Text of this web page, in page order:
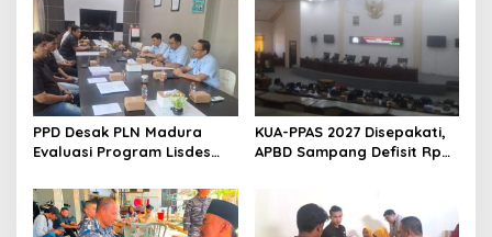
PPD Desak PLN Madura
Evaluasi Program Lisdes
KUA-PPAS 2027 Disepakati,
APBD Sampang Defisit Rp